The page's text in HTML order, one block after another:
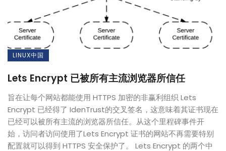
LINUX中国
Lets Encrypt 已被所有主流浏览器所信任
旨在让每个网站都能使用 HTTPS 加密的非赢利组织 Lets
Encrypt 已经得了 IdenTrust的交叉签名，这意味着其证书现在
已经可以被所有主流的浏览器所信任。从这个里程碑事件开
始，访问者访问使用了Lets Encrypt 证书的网站不再需要特别
配置就可以得到 HTTPS 安全保护了。 Lets Encrypt 的两个中